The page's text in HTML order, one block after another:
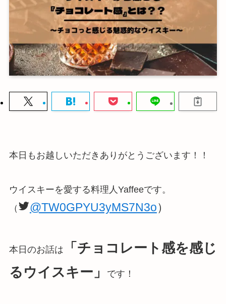
本日もお越しいただきありがとうございます！！
ウイスキーを愛する料理人Yaffeeです。
（
@TW0GPYU3yMS7N3o）
本日のお話は
「チョコレート感を感じ
るウイスキー」
です！